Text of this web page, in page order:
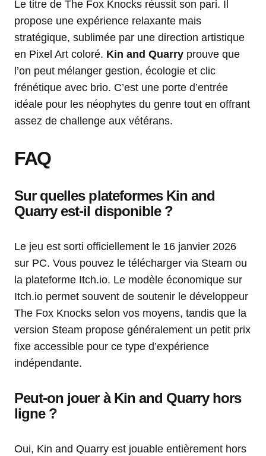
Le titre de The Fox Knocks réussit son pari. Il
propose une expérience relaxante mais
stratégique, sublimée par une direction artistique
en Pixel Art coloré. Kin and Quarry prouve que
l’on peut mélanger gestion, écologie et clic
frénétique avec brio. C’est une porte d’entrée
idéale pour les néophytes du genre tout en offrant
assez de challenge aux vétérans.
FAQ
Sur quelles plateformes Kin and
Quarry est-il disponible ?
Le jeu est sorti officiellement le 16 janvier 2026
sur PC. Vous pouvez le télécharger via Steam ou
la plateforme Itch.io. Le modèle économique sur
Itch.io permet souvent de soutenir le développeur
The Fox Knocks selon vos moyens, tandis que la
version Steam propose généralement un petit prix
fixe accessible pour ce type d’expérience
indépendante.
Peut-on jouer à Kin and Quarry hors
ligne ?
Oui, Kin and Quarry est jouable entièrement hors